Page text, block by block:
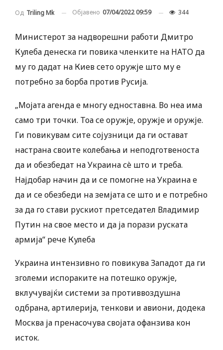
Од Triling Mk Објавено 07/04/2022 09:59 344
Министерот за надворешни работи Дмитро
Кулеба денеска ги повика членките на НАТО да
му го дадат на Киев сето оружје што му е
потребно за борба против Русија.
„Мојата агенда е многу едноставна. Во неа има
само три точки. Тоа се оружје, оружје и оружје.
Ги повикувам сите сојузници да ги остават
настрана своите колебања и неподготвеноста
да и обезбедат на Украина сè што и треба.
Најдобар начин да и се помогне на Украина е
да и се обезбеди на земјата се што и е потребно
за да го стави рускиот претседател Владимир
Путин на свое место и да ја порази руската
армија“ рече Кулеба
Украина интензивно го повикува Западот да ги
зголеми испораките на потешко оружје,
вклучувајќи системи за противвоздушна
одбрана, артилерија, тенкови и авиони, додека
Москва ја пренасочува својата офанзива кон
исток.